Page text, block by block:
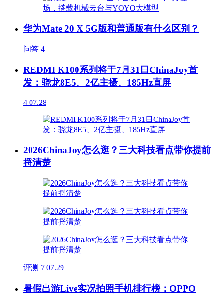
华为Mate 20 X 5G版和普通版有什么区别？
问答 4
REDMI K100系列将于7月31日ChinaJoy首
发：骁龙8E5、2亿主摄、185Hz直屏
4 07.28
2026ChinaJoy怎么逛？三大科技看点带你提前
捋清楚
评测 7 07.29
暑假出游Live实况拍照手机排行榜：OPPO